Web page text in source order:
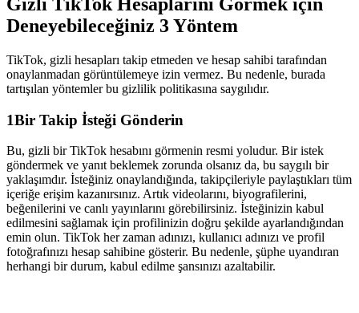
Deneyebileceğiniz 3 Yöntem
TikTok, gizli hesapları takip etmeden ve hesap sahibi tarafından
onaylanmadan görüntülemeye izin vermez. Bu nedenle, burada
tartışılan yöntemler bu gizlilik politikasına saygılıdır.
1Bir Takip İsteği Gönderin
Bu, gizli bir TikTok hesabını görmenin resmi yoludur. Bir istek
göndermek ve yanıt beklemek zorunda olsanız da, bu saygılı bir
yaklaşımdır. İsteğiniz onaylandığında, takipçileriyle paylaştıkları tüm
içeriğe erişim kazanırsınız. Artık videolarını, biyografilerini,
beğenilerini ve canlı yayınlarını görebilirsiniz. İsteğinizin kabul
edilmesini sağlamak için profilinizin doğru şekilde ayarlandığından
emin olun. TikTok her zaman adınızı, kullanıcı adınızı ve profil
fotoğrafınızı hesap sahibine gösterir. Bu nedenle, şüphe uyandıran
herhangi bir durum, kabul edilme şansınızı azaltabilir.